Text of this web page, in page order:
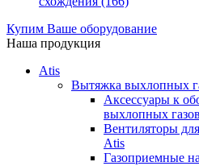
Купим Ваше оборудование
Наша продукция
Atis
Вытяжка выхлопных
Аксессуары к
выхлопных
Вентиляторы
Atis
Газоприемные